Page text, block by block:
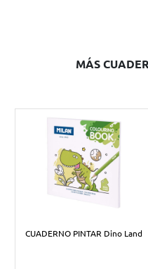
MÁS
CUADERNO PINTAR Dino Land